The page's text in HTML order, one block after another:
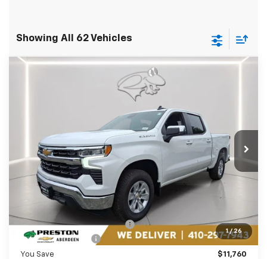
Showing All 62 Vehicles
1 / 26
Chevrolet Silverado 1500
Preston Chevrolet of Aberdeen
3GCPACED8SG161610Stock: DXA668
In Stock Ext. Int.
FINANCE
$43,549
PRESTON PRICE
Less
Price reduction below MSRP:
-$5,760
Guaranteed Offers:
-$6,000
You Save $11,760